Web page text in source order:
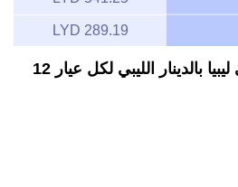
289.19 LYD
مخطط سعر الذهب في ليبيا بالدينار الليبي لكل عيار 12